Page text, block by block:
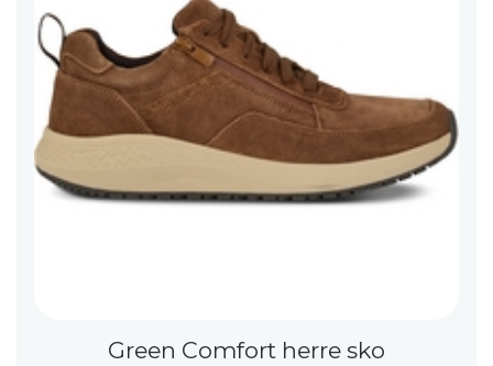
Green Comfort herre sko